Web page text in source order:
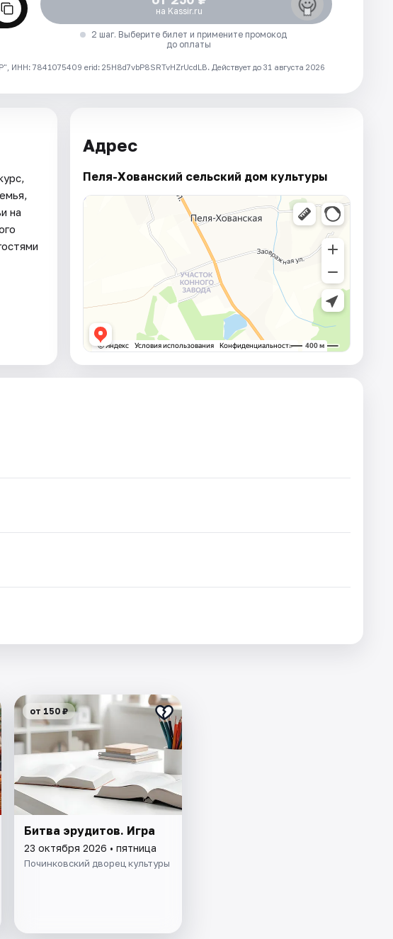
на Kassir.ru
2 шаг. Выберите билет и примените промокод
до оплаты
7841075409 erid: 25H8d7vbP8SRTvHZrUcdLB. Действует до 31 августа 2026
на
Адрес
Пеля-Хованский сельский дом культуры
от 150 ₽
Битва эрудитов. Игра
23 октября 2026 • пятница
Починковский дворец культуры